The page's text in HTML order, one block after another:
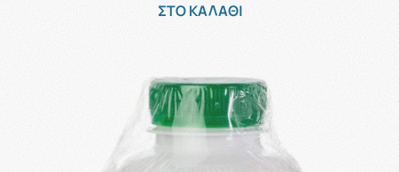
ΣΤΟ ΚΑΛΑΘΙ